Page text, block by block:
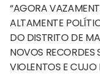
“AGORA
ALTAMENTE
DO DISTRITO DE
NOVOS RECORDES
VIOLENTOS E